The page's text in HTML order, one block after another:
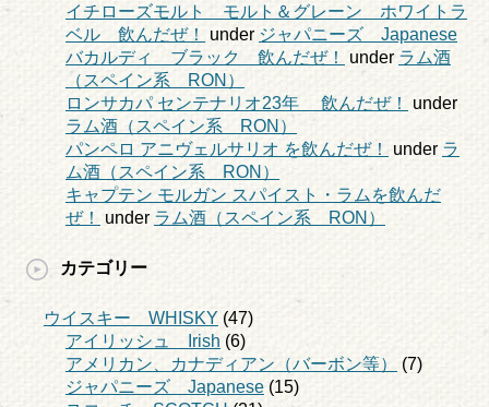
イチローズモルト モルト＆グレーン ホワイトラ
ベル 飲んだぜ！
under ジャパニーズ Japanese
バカルディ ブラック 飲んだぜ！
under ラム酒
（スペイン系 RON）
ロンサカパ センテナリオ23年 飲んだぜ！
under
ラム酒（スペイン系 RON）
パンペロ アニヴェルサリオ を飲んだぜ！
under ラ
ム酒（スペイン系 RON）
キャプテン モルガン スパイスト・ラムを飲んだ
ぜ！
under ラム酒（スペイン系 RON）
カテゴリー
ウイスキー WHISKY (47)
アイリッシュ Irish (6)
アメリカン、カナディアン（バーボン等）
(7)
ジャパニーズ Japanese (15)